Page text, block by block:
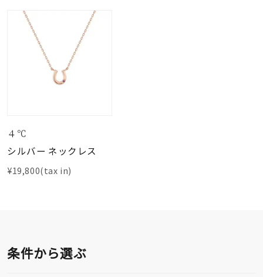
４℃
シルバー ネックレス
¥19,800(tax in)
条件から選ぶ